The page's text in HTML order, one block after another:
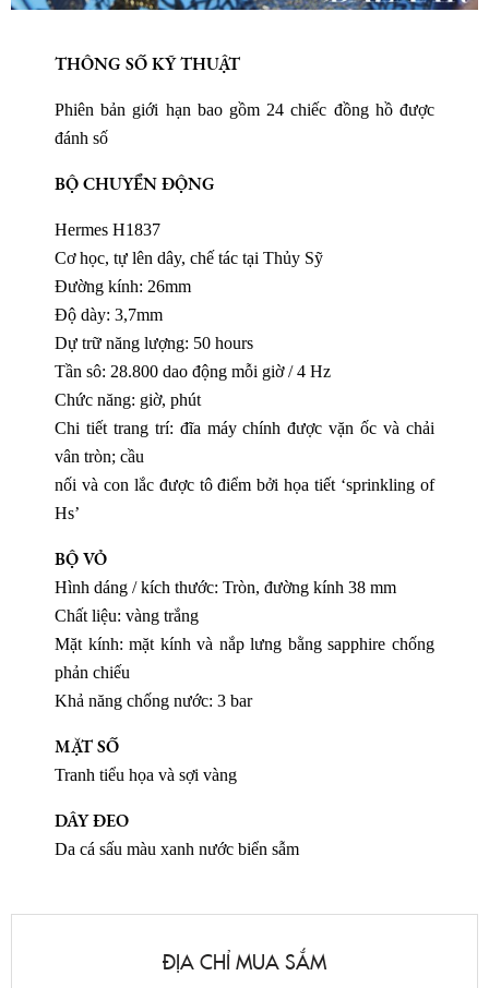
THÔNG SỐ KỸ THUẬT
Phiên bản giới hạn bao gồm 24 chiếc đồng hồ được
đánh số
BỘ CHUYỂN ĐỘNG
Hermes H1837
Cơ học, tự lên dây, chế tác tại Thủy Sỹ
Đường kính: 26mm
Độ dày: 3,7mm
Dự trữ năng lượng: 50 hours
Tần sô: 28.800 dao động mỗi giờ / 4 Hz
Chức năng: giờ, phút
Chi tiết trang trí: đĩa máy chính được vặn ốc và chải
vân tròn; cầu
nối và con lắc được tô điểm bởi họa tiết ‘sprinkling of
Hs’
BỘ VỎ
Hình dáng / kích thước: Tròn, đường kính 38 mm
Chất liệu: vàng trắng
Mặt kính: mặt kính và nắp lưng bằng sapphire chống
phản chiếu
Khả năng chống nước: 3 bar
MẶT SỐ
Tranh tiểu họa và sợi vàng
DÂY ĐEO
Da cá sấu màu xanh nước biển sẫm
ĐỊA CHỈ MUA SẮM